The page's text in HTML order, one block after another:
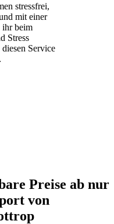
stressfrei,
mit einer
ihr beim
Stress
Service
Preise ab nur
von